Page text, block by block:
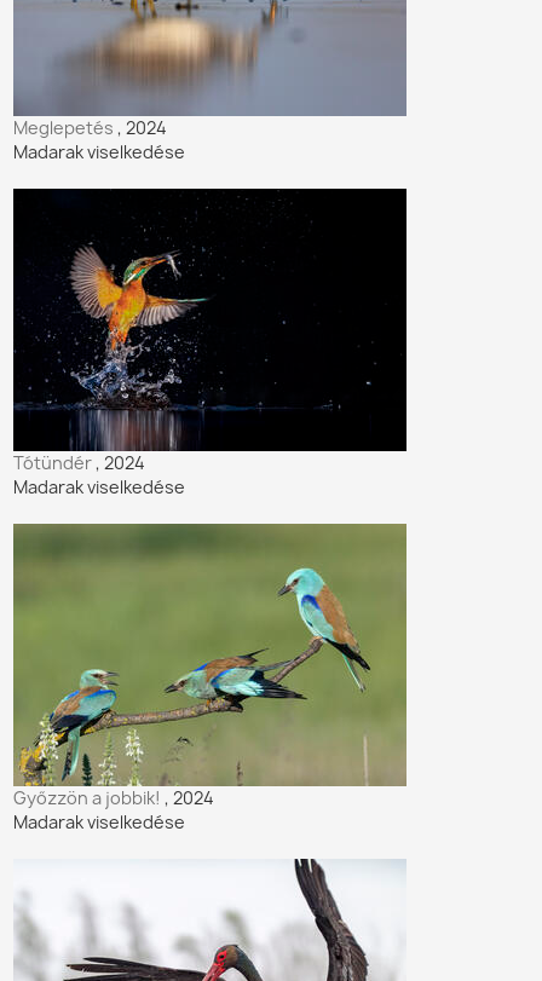
Meglepetés, 2024
Madarak viselkedése
Tótündér, 2024
Madarak viselkedése
Győzzön a jobbik!, 2024
Madarak viselkedése